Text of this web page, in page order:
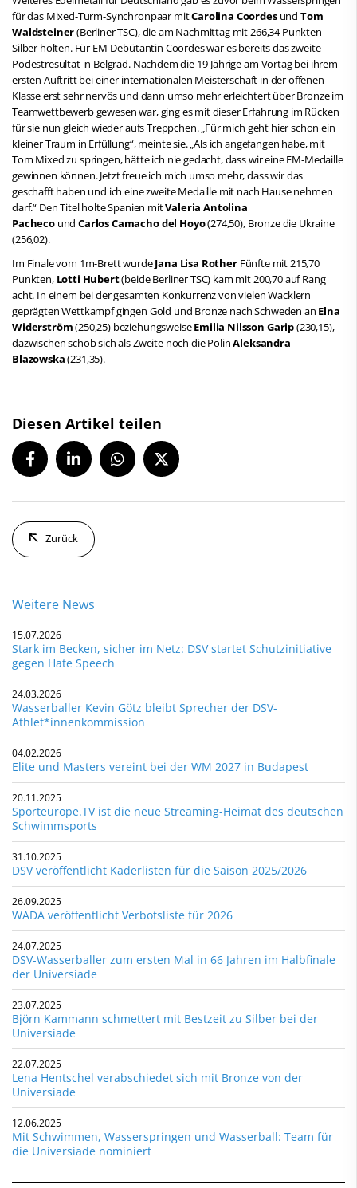
für das Mixed-Turm-Synchronpaar mitCarolina Coordesund Tom
Waldsteiner(Berliner TSC), die am Nachmittag mit 266,34 Punkten
Silber holten. Für EM-Debütantin Coordes war es bereits das zweite
Podestresultat in Belgrad. Nachdem die 19-Jährige am Vortag bei ihrem
ersten Auftritt bei einer internationalen Meisterschaft in der offenen
Klasse erst sehr nervös und dann umso mehr erleichtert über Bronze im
Teamwettbewerb gewesen war, ging es mit dieser Erfahrung im Rücken
für sie nun gleich wieder aufs Treppchen. „Für mich geht hier schon ein
kleiner Traum in Erfüllung“, meinte sie. „Als ich angefangen habe, mit
Tom Mixed zu springen, hätte ich nie gedacht, dass wir eine EM-Medaille
gewinnen können. Jetzt freue ich mich umso mehr, dass wir das
geschafft haben und ich eine zweite Medaille mit nach Hause nehmen
darf.“ Den Titel holte Spanien mitValeria Antolina
PachecoundCarlos Camacho del Hoyo(274,50), Bronze die Ukraine
(256,02).
Im Finale vom 1m-Brett wurdeJana Lisa RotherFünfte mit 215,70
Punkten, Lotti Hubert(beide Berliner TSC) kam mit 200,70 auf Rang
acht. In einem bei der gesamten Konkurrenz von vielen Wacklern
geprägten Wettkampf gingen Gold und Bronze nach Schweden an Elna
Widerström(250,25) beziehungsweiseEmilia Nilsson Garip(230,15),
dazwischen schob sich als Zweite noch die PolinAleksandra
Blazowska(231,35).
Diesen Artikel teilen
Zurück
Weitere News
15.07.2026
Stark im Becken, sicher im Netz: DSV startet Schutzinitiative
gegen Hate Speech
24.03.2026
Wasserballer Kevin Götz bleibt Sprecher der DSV-
Athlet*innenkommission
04.02.2026
Elite und Masters vereint bei der WM 2027 in Budapest
20.11.2025
Sporteurope.TV ist die neue Streaming-Heimat des deutschen
Schwimmsports
31.10.2025
DSV veröffentlicht Kaderlisten für die Saison 2025/2026
26.09.2025
WADA veröffentlicht Verbotsliste für 2026
24.07.2025
DSV-Wasserballer zum ersten Mal in 66 Jahren im Halbfinale
der Universiade
23.07.2025
Björn Kammann schmettert mit Bestzeit zu Silber bei der
Universiade
22.07.2025
Lena Hentschel verabschiedet sich mit Bronze von der
Universiade
12.06.2025
Mit Schwimmen, Wasserspringen und Wasserball: Team für
die Universiade nominiert